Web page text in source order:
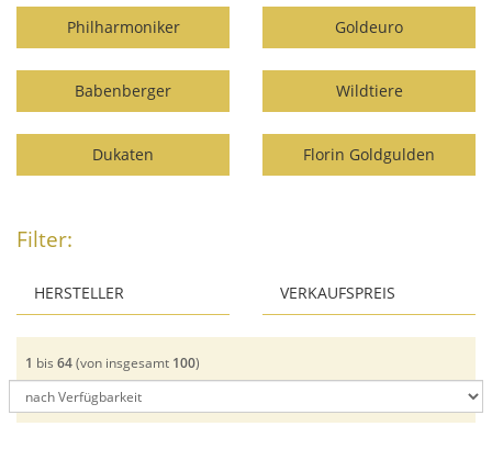
Philharmoniker Goldeuro
Babenberger Wildtiere
Dukaten Florin Goldgulden
Filter:
HERSTELLER
VERKAUFSPREIS
bis:
1 bis 64(von insgesamt 100)